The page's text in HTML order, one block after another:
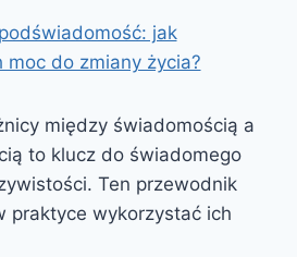
jak
moc do zmiany życia?
między świadomością a
to klucz do świadomego
Ten przewodnik
praktyce wykorzystać ich